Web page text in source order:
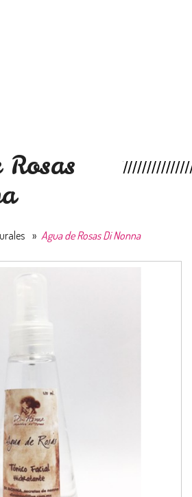
» Agua de Rosas Di Nonna